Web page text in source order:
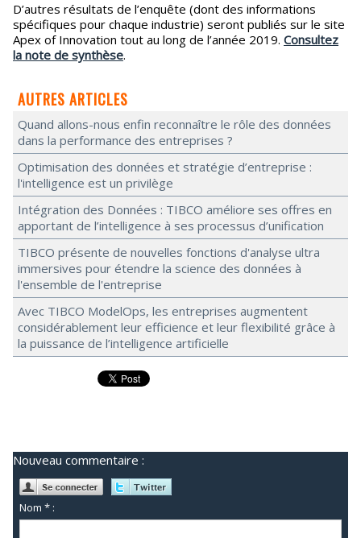
D’autres résultats de l’enquête (dont des informations
spécifiques pour chaque industrie) seront publiés sur le site
Apex of Innovation tout au long de l’année 2019. Consultez
la note de synthèse.
AUTRES ARTICLES
Quand allons-nous enfin reconnaître le rôle des données
dans la performance des entreprises ?
Optimisation des données et stratégie d’entreprise :
l'intelligence est un privilège
Intégration des Données : TIBCO améliore ses offres en
apportant de l’intelligence à ses processus d’unification
TIBCO présente de nouvelles fonctions d'analyse ultra
immersives pour étendre la science des données à
l'ensemble de l'entreprise
Avec TIBCO ModelOps, les entreprises augmentent
considérablement leur efficience et leur flexibilité grâce à
la puissance de l’intelligence artificielle
Nouveau commentaire :
Nom * :